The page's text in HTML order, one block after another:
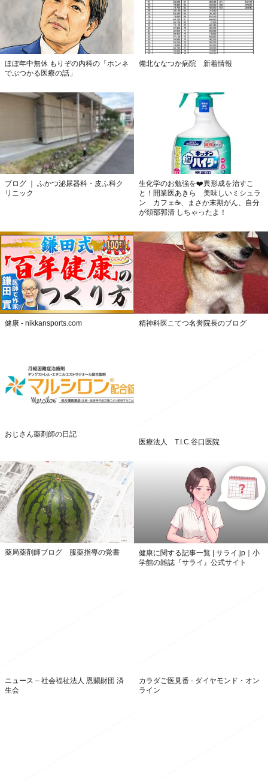
ほぼ年中無休 もりぞの内科の「ホンネ
でぶつかる医療の話」
備北ななつか病院 新着情報
ブログ ｜ ふかつ泌尿器科・皮ふ科ク
リニック
生化学のお勉強を❤️異形成を治すこ
と！開業医あきら 美味しいミシュラ
ン カフェ☕️、まさか末期がん、自分
が頚部郭清 しちゃったよ！
健康 - nikkansports.com 精神科医こてつ名誉院長のブログ
おじさん薬剤師の日記
医療法人 T.I.C.谷口医院
薬局薬剤師ブログ 服薬指導の覚書
健康に関する記事一覧 | サライ.jp｜小
学館の雑誌『サライ』公式サイト
ニュース – 社会福祉法人 恩賜財団 済
生会
カラダご医見番 - ダイヤモンド・オン
ライン